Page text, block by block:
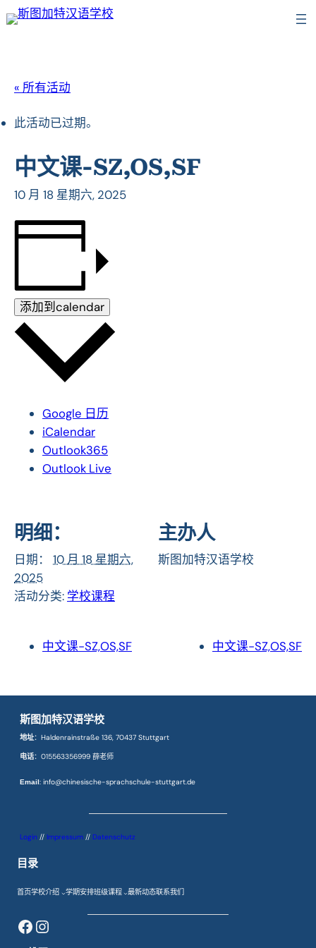
« 所有活动
此活动已过期。
中文课-SZ,OS,SF
10 月 18 星期六, 2025
添加到calendar
Google 日历
iCalendar
Outlook365
Outlook Live
明细：
日期：
10 月 18 星期六,
2025
活动分类: 学校课程
主办人
斯图加特汉语学校
中文课-SZ,OS,SF 中文课-SZ,OS,SF
斯图加特汉语学校
地址：Haldenrainstraße 136, 70437 Stuttgart
电话：015563356999 薛老师
Email: info@chinesische-sprachschule-stuttgart.de
Login // Impressum // Datenschutz
目录
首页学校介绍 学期安排班级课程 最新动态联系我们
Facebook
Instagram